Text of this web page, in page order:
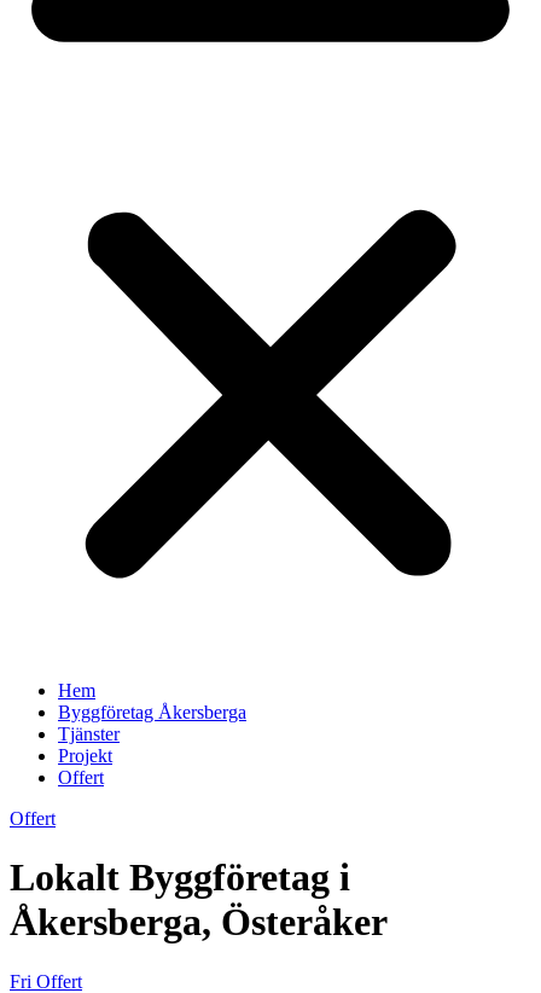
Hem
Byggföretag Åkersberga
Tjänster
Projekt
Offert
Offert
Lokalt Byggföretag i
Åkersberga, Österåker
Fri Offert